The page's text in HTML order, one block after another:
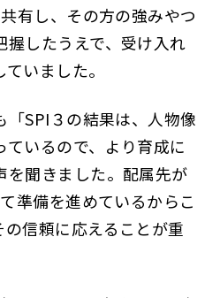
有し、その方の強みやつ
握したうえで、受け入れ
いました。
SPI３の結果は、人物像
いるので、より育成に
を聞きました。配属先が
準備を進めているからこ
信頼に応えることが重